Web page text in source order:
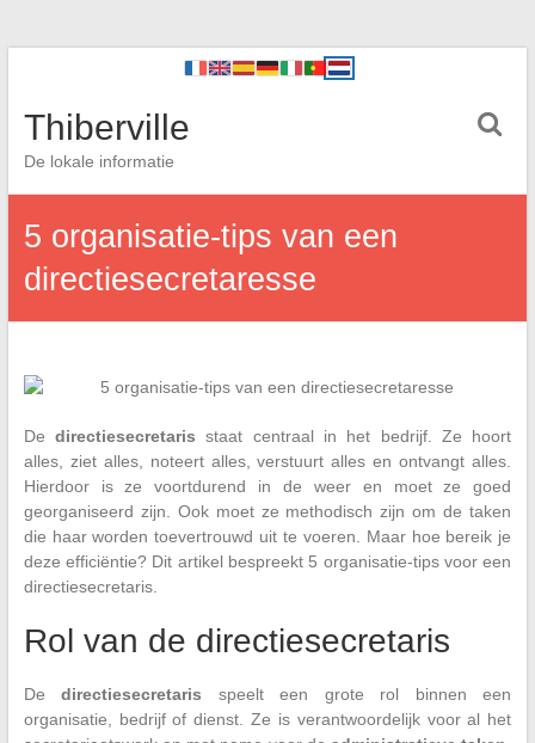
Thiberville
De lokale informatie
5 organisatie-tips van een
directiesecretaresse
Dedirectiesecretaris staat centraal in het bedrijf. Ze hoort
alles, ziet alles, noteert alles, verstuurt alles en ontvangt alles.
Hierdoor is ze voortdurend in de weer en moet ze goed
georganiseerd zijn. Ook moet ze methodisch zijn om de taken
die haar worden toevertrouwd uit te voeren. Maar hoe bereik je
deze efficiëntie? Dit artikel bespreekt 5 organisatie-tips voor een
directiesecretaris.
Rol van de directiesecretaris
Dedirectiesecretaris speelt een grote rol binnen een
organisatie, bedrijf of dienst. Ze is verantwoordelijk voor al het